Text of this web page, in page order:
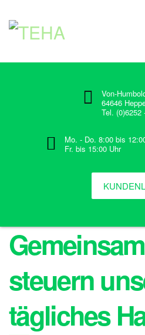
Von-
64646
Tel. (0)6252
Mo. - Do. 8:00 bis
Fr. bis 15:00 Uhr
steuern
tägliches